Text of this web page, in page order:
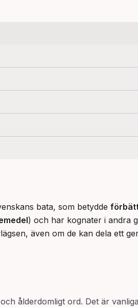
bata, som betydde
) och har kognater i andra
även om de kan dela ett
ålderdomligt ord. Det är